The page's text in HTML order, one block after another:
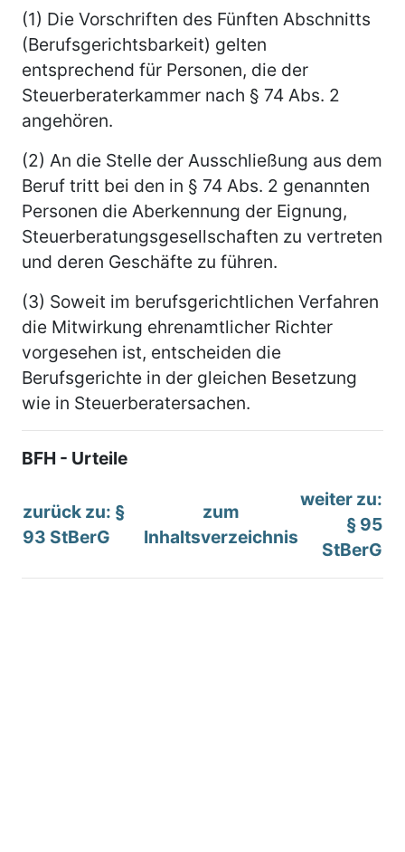
(1) Die Vorschriften des Fünften Abschnitts
(Berufsgerichtsbarkeit) gelten
entsprechend für Personen, die der
Steuerberaterkammer nach § 74 Abs. 2
angehören.
(2) An die Stelle der Ausschließung aus dem
Beruf tritt bei den in § 74 Abs. 2 genannten
Personen die Aberkennung der Eignung,
Steuerberatungsgesellschaften zu vertreten
und deren Geschäfte zu führen.
(3) Soweit im berufsgerichtlichen Verfahren
die Mitwirkung ehrenamtlicher Richter
vorgesehen ist, entscheiden die
Berufsgerichte in der gleichen Besetzung
wie in Steuerberatersachen.
BFH - Urteile
zurück zu: §
93 StBerG
zum
Inhaltsverzeichnis
weiter zu:
§ 95
StBerG